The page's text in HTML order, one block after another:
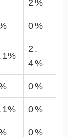
2%
0%
2.
4%
0%
0%
0%